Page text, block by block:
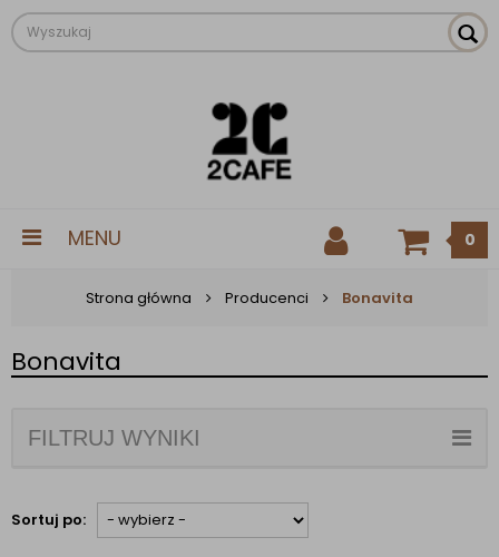
MENU 0
Strona główna Producenci Bonavita
Bonavita
FILTRUJ WYNIKI
Sortuj po: